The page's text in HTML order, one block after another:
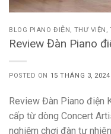
BLOG PIANO ĐIỆN, THƯ VIỆN ,
Review Đàn Piano
POSTED ON 15 THÁNG 3, 2024
Review Đàn Piano điện
cấp từ dòng Concert
nghiệm chơi đàn tự